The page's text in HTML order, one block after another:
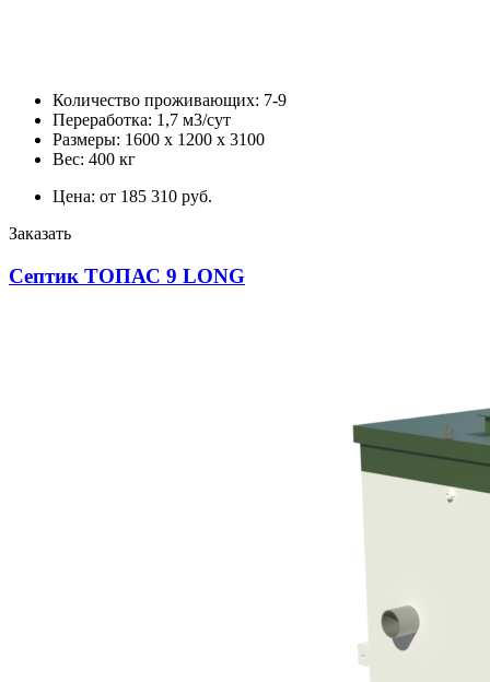
Количество проживающих: 7-9
Переработка: 1,7 м3/сут
Размеры: 1600 х 1200 х 3100
Вес: 400 кг
Цена: от 185 310 руб.
Заказать
Септик ТОПАС 9 LONG